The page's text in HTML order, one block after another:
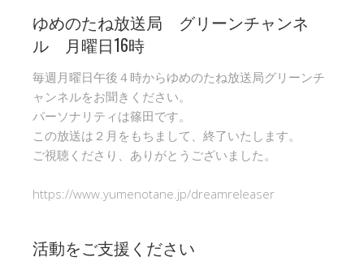
ゆめのたね放送局 グリーンチャンネ
ル 月曜日16時
毎週月曜日午後４時からゆめのたね放送局グリーンチ
ャンネルをお聞きください。
パーソナリティは篠田です。
この放送は２月をもちまして、終了いたします。
ご視聴くださり、ありがとうございました。
https://www.yumenotane.jp/dreamreleaser
活動をご支援ください